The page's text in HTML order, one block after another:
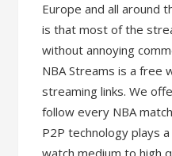
Europe and all around
is that most of the
without annoying
NBA Streams is a free
streaming links. We
follow every NBA
P2P technology plays
watch medium to high